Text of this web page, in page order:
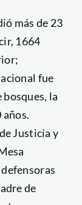
más de 23
1664
fue
bosques, la
Justicia y
de